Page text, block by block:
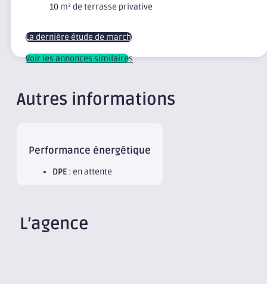
10 m² de terrasse privative
La dernière étude de marché
Voir les annonces similaires
Autres informations
Performance énergétique
DPE : en attente
L’agence